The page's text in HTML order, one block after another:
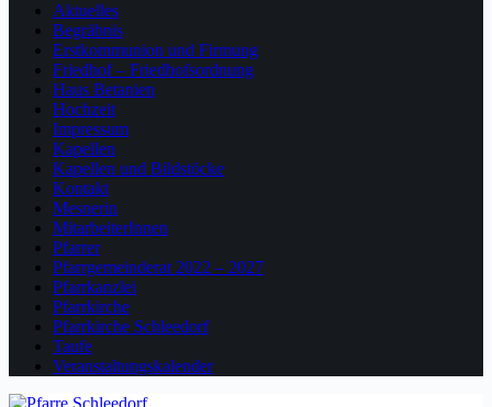
Aktuelles
Begräbnis
Erstkommunion und Firmung
Friedhof – Friedhofsordnung
Haus Betanien
Hochzeit
Impressum
Kapellen
Kapellen und Bildstöcke
Kontakt
Mesnerin
MitarbeiterInnen
Pfarrer
Pfarrgemeinderat 2022 – 2027
Pfarrkanzlei
Pfarrkirche
Pfarrkirche Schleedorf
Taufe
Veranstaltungskalender